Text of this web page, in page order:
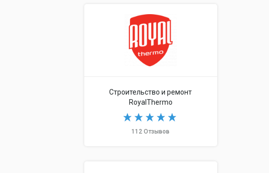
Строительство и ремонт
RoyalThermo
112 Отзывов